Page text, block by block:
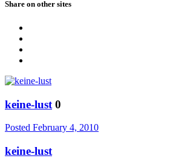
Share on other sites
keine-lust 0
Posted February 4, 2010
keine-lust